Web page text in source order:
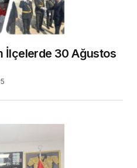
İlçelerde 30 Ağustos